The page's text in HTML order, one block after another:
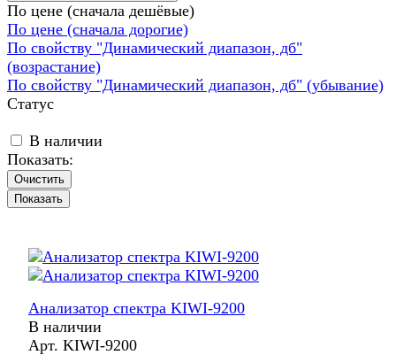
По цене (сначала дешёвые)
По цене (сначала дорогие)
По свойству "Динамический диапазон, дб"
(возрастание)
По свойству "Динамический диапазон, дб" (убывание)
Статус
В наличии
Показать:
Очистить
Анализатор спектра KIWI-9200
В наличии
Арт. KIWI-9200